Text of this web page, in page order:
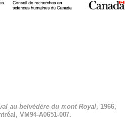
au belvédère du mont Royal, 1966,
VM94-A0651-007.